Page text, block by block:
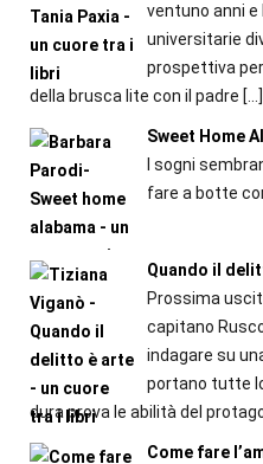
ventuno anni
universitarie
prospettiva
della brusca lite con il padre […]
Sweet Home
I sogni
fare a botte
Quando il
Prossima
capitano
indagare su
portano tutte
dura prova le abilità del
Come fare